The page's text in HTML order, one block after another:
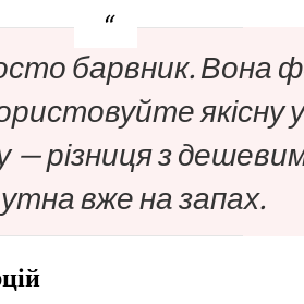
барвник. Вона
якісну
— різниця з
вже на запах.